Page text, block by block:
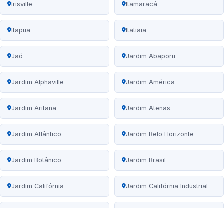
Irisville Itamaracá
Itapuã Itatiaia
Jaó Jardim Abaporu
Jardim Alphaville Jardim América
Jardim Aritana Jardim Atenas
Jardim Atlântico Jardim Belo Horizonte
Jardim Botânico Jardim Brasil
Jardim Califórnia Jardim Califórnia Industrial